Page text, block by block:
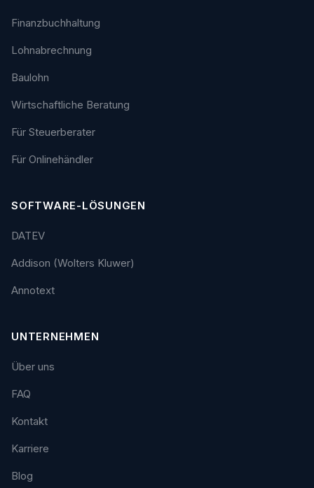
Finanzbuchhaltung
Lohnabrechnung
Baulohn
Wirtschaftliche Beratung
Für Steuerberater
Für Onlinehändler
SOFTWARE-LÖSUNGEN
DATEV
Addison (Wolters Kluwer)
Annotext
UNTERNEHMEN
Über uns
FAQ
Kontakt
Karriere
Blog